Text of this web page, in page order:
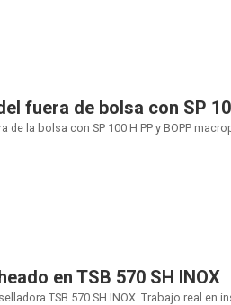
fuera de bolsa con SP
la bolsa con SP 100 H PP y BOPP
en TSB 570 SH INOX
TSB 570 SH INOX. Trabajo real en